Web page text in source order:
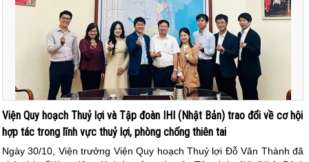
Viện Quy hoạch Thuỷ lợi và Tập đoàn IHI (Nhật Bản) trao đổi về cơ hội
hợp tác trong lĩnh vực thuỷ lợi, phòng chống thiên tai
Ngày 30/10, Viện trưởng Viện Quy hoạch Thuỷ lợi Đỗ Văn Thành đã